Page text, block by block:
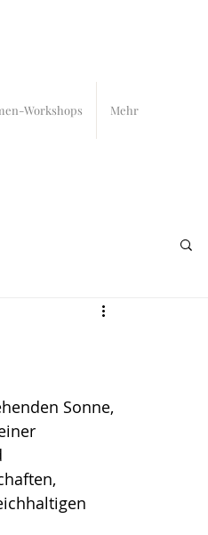
Workshops Mehr
Sonne,